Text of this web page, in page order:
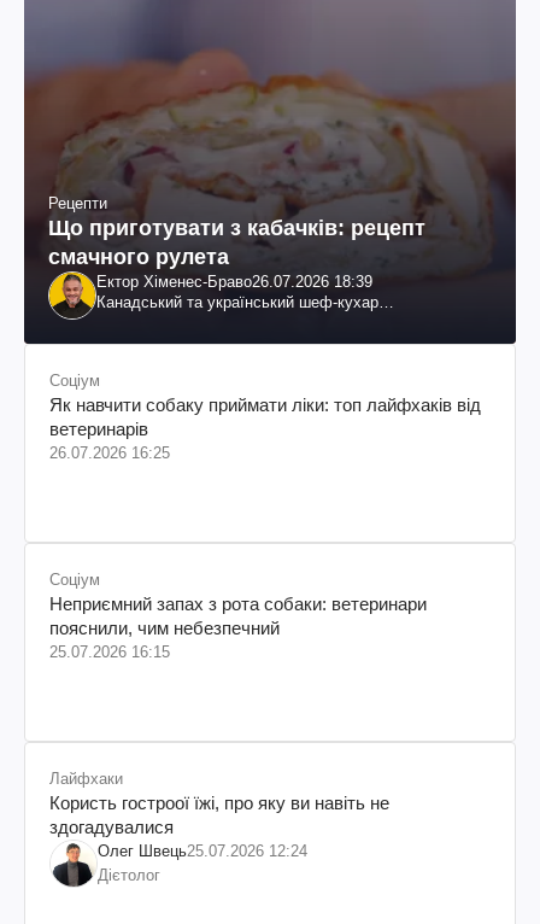
Рецепти
Що приготувати з кабачків: рецепт
смачного рулета
Ектор Хіменес-Браво26.07.2026 18:39
Канадський та український шеф-кухар
Соціум
Як навчити собаку приймати ліки: топ лайфхаків від
ветеринарів
26.07.2026 16:25
Соціум
Неприємний запах з рота собаки: ветеринари
пояснили, чим небезпечний
25.07.2026 16:15
Лайфхаки
Користь гостроої їжі, про яку ви навіть не
здогадувалися
Олег Швець25.07.2026 12:24
Дієтолог